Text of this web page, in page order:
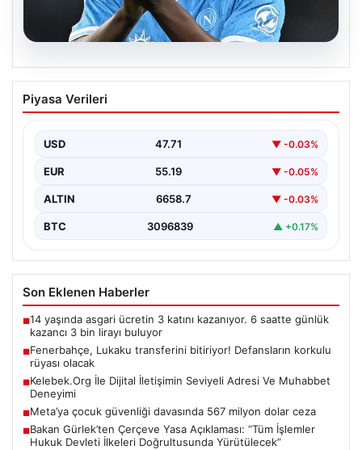
08.08.2026
Fenerbahçe, Lukaku transferini
bitiriyor! Defansların korkulu rüyası
Piyasa Verileri
USD 47.71 ▼ -0.03%
EUR 55.19 ▼ -0.05%
ALTIN 6658.7 ▼ -0.03%
BTC 3096839 ▲ +0.17%
Son Eklenen Haberler
■14 yaşında asgari ücretin 3 katını kazanıyor. 6 saatte günlük
kazancı 3 bin lirayı buluyor
■Fenerbahçe, Lukaku transferini bitiriyor! Defansların korkulu
rüyası olacak
■Kelebek.Org İle Dijital İletişimin Seviyeli Adresi Ve Muhabbet
Deneyimi
■Meta’ya çocuk güvenliği davasında 567 milyon dolar ceza
■Bakan Gürlek’ten Çerçeve Yasa Açıklaması: “Tüm İşlemler
Hukuk Devleti İlkeleri Doğrultusunda Yürütülecek”